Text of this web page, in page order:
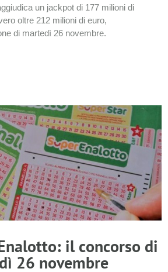
un jackpot di 177 milioni di
oltre 212 milioni di euro,
di martedì 26 novembre.
il concorso di
26 novembre